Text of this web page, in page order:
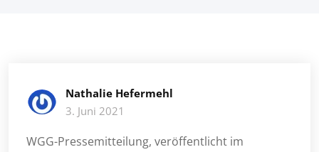
Nathalie Hefermehl
3. Juni 2021
WGG-Pressemitteilung, veröffentlicht im